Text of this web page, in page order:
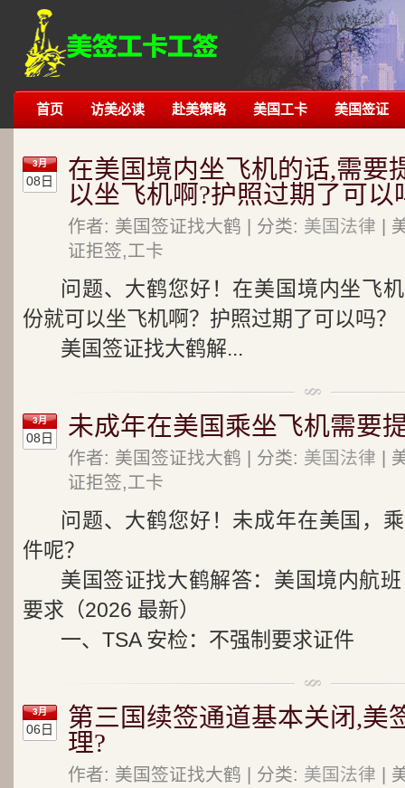
首页 访美必读 赴美策略 美国工卡 美国签证
3月
08日
在美国境内坐飞机的话,需要
以坐飞机啊?护照过期了可以
作者: 美国签证找大鹤 | 分类: 美国法律 |
证拒签,工卡
问题、大鹤您好！在美国境内坐飞
份就可以坐飞机啊？护照过期了可以吗？
美国签证找大鹤解...
3月
08日 未成年在美国乘坐飞机需要
作者: 美国签证找大鹤 | 分类: 美国法律 |
证拒签,工卡
问题、大鹤您好！未成年在美国，
件呢？
美国签证找大鹤解答：美国境内航
要求（2026 最新）
一、TSA 安检：不强制要求证件
3月
06日
第三国续签通道基本关闭,美
理?
作者: 美国签证找大鹤 | 分类: 美国法律 |